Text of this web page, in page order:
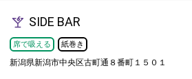
SIDE BAR
席で吸える 紙巻き
新潟県新潟市中央区古町通８番町１５０１